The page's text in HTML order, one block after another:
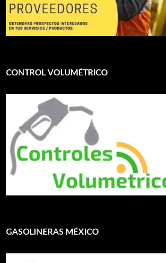
CONTROL VOLUMÉTRICO
GASOLINERAS MÉXICO